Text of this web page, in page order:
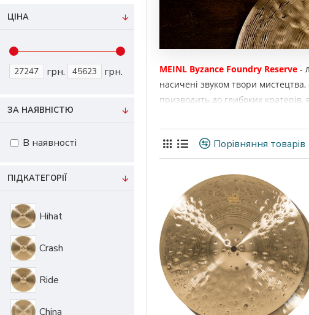
ЦІНА
грн. грн.
ПІДКАТЕГОРІЇ
Hihat
Crash
Ride
China
ЗА НАЯВНІСТЮ
В наявності
MEINL Byzance Foundry Reserve -
насичені звуком твори
призводить до глибоких
Порівняння товарів